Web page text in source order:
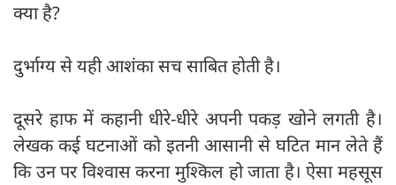
क्या है?
दुर्भाग्य से यही आशंका सच साबित होती है।
दूसरे हाफ में कहानी धीरे-धीरे अपनी पकड़ खोने लगती है।
लेखक कई घटनाओं को इतनी आसानी से घटित मान लेते हैं
कि उन पर विश्वास करना मुश्किल हो जाता है। ऐसा महसूस